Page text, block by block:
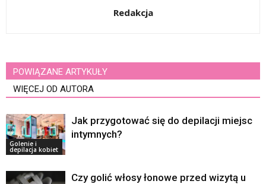
Redakcja
POWIĄZANE ARTYKUŁY
WIĘCEJ OD AUTORA
Golenie i
depilacja kobiet
Jak przygotować się do depilacji miejsc
intymnych?
Czy golić włosy łonowe przed wizytą u